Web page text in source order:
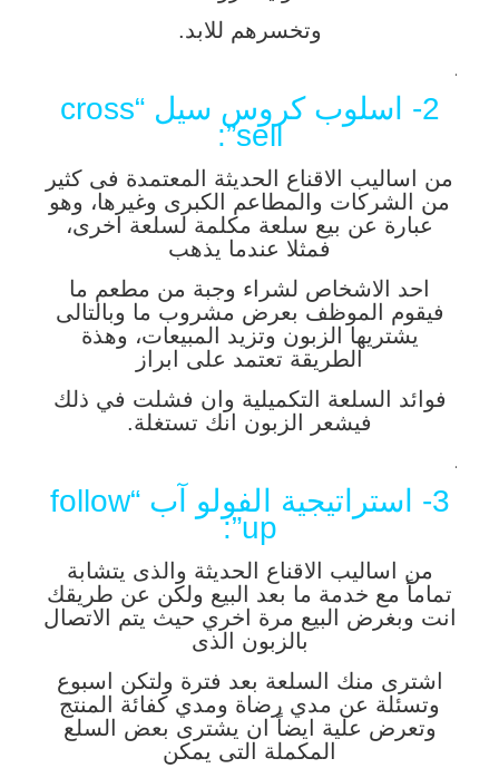
وتخسرهم للابد.
.
2- اسلوب كروس سيل “cross
sell”:
من اساليب الاقناع الحديثة المعتمدة فى كثير
من الشركات والمطاعم الكبرى وغيرها، وهو
عبارة عن بيع سلعة مكلمة لسلعة اخرى،
فمثلا عندما يذهب
احد الاشخاص لشراء وجبة من مطعم ما
فيقوم الموظف بعرض مشروب ما وبالتالى
يشتريها الزبون وتزيد المبيعات، وهذة
الطريقة تعتمد على ابراز
فوائد السلعة التكميلية وان فشلت في ذلك
فيشعر الزبون انك تستغلة.
.
3- استراتيجية الفولو آب “follow
up”:
من اساليب الاقناع الحديثة والذى يتشابة
تماماً مع خدمة ما بعد البيع ولكن عن طريقك
انت وبغرض البيع مرة اخري حيث يتم الاتصال
بالزبون الذى
اشترى منك السلعة بعد فترة ولتكن اسبوع
وتسئلة عن مدي رضاة ومدي كفائة المنتج
وتعرض علية ايضاً ان يشترى بعض السلع
المكملة التى يمكن